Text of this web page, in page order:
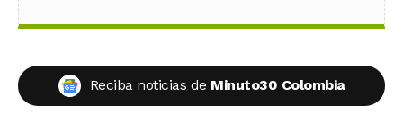
Reciba noticias de Minuto30 Colombia